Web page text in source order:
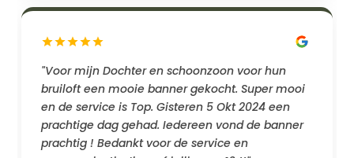
"Voor mijn Dochter en schoonzoon voor hun
bruiloft een mooie banner gekocht. Super mooi
en de service is Top. Gisteren 5 Okt 2024 een
prachtige dag gehad. Iedereen vond de banner
prachtig ! Bedankt voor de service en